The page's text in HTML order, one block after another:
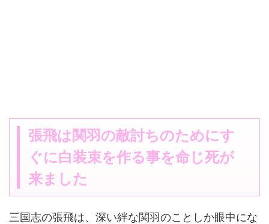
張飛は関羽の敵討ちのためにす
ぐに白装束を作る事を命じ死が
来ました
三国志の張飛は、深い絆な関羽のことしか眼中にな